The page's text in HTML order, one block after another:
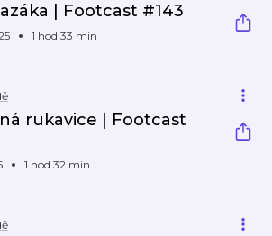
| Footcast #143
1 hod 33 min
rukavice | Footcast
1 hod 32 min